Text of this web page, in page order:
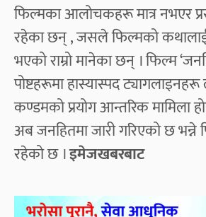
फिल्मका आलोचकहरू मात्र नभएर
रहेका छन् , जसले फिल्मको
भएको राम्रो मानेका छन् । फिल्म
पोष्टहरूमा हास्यास्पद
कण्डमको प्रयोग आन्तरिक मामिला
अब जनहितमा जारी गरिएको छ
रहेको छ ।इमेजखबरबाट